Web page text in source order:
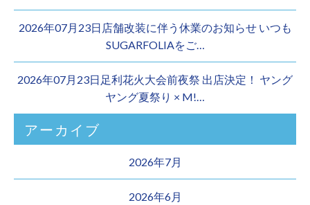
2026年07月23日店舗改装に伴う休業のお知らせ いつも
SUGARFOLIAをご…
2026年07月23日足利花火大会前夜祭 出店決定！ ヤング
ヤング夏祭り × M!…
アーカイブ
2026年7月
2026年6月